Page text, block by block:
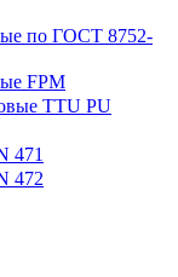
по ГОСТ 8752-
FPM
TTU PU
471
472